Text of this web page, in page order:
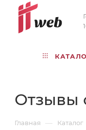
Отзывы
Главная — Каталог